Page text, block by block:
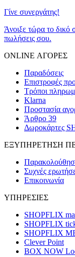
Γίνε συνεργάτης!
Άνοιξε τώρα το
πωλήσεις σου.
ONLINE ΑΓΟΡΕΣ
Παραδόσεις
Επιστροφές
Τρόποι
Klarna
Προστασία
Άρθρο 39
Δωροκάρτες
ΕΞΥΠΗΡΕΤΗΣΗ
Συχνές
Επικοινωνία
ΥΠΗΡΕΣΙΕΣ
SHOPFLIX
SHOPFLIX
SHOPFLIX
Clever Point
BOX NOW